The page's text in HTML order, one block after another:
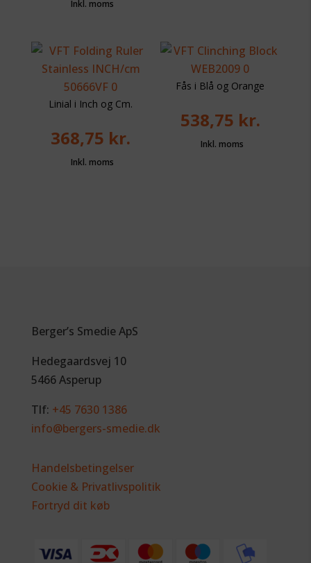
Linial i Inch og Cm.
368,75 kr.
Fås i Blå og Orange
538,75 kr.
Berger’s Smedie ApS
Hedegaardsvej 10
5466 Asperup
Tlf: +45 7630 1386
info@bergers-smedie.dk
Handelsbetingelser
Cookie & Privatlivspolitik
Fortryd dit køb